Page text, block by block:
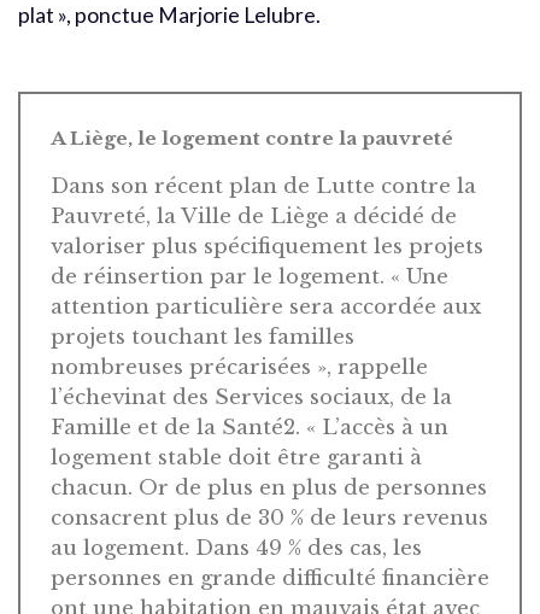
plat », ponctue Marjorie Lelubre.
A Liège, le logement contre la pauvreté
Dans son récent plan de Lutte contre la
Pauvreté, la Ville de Liège a décidé de
valoriser plus spécifiquement les projets
de réinsertion par le logement. « Une
attention particulière sera accordée aux
projets touchant les familles
nombreuses précarisées », rappelle
l’échevinat des Services sociaux, de la
Famille et de la Santé2. « L’accès à un
logement stable doit être garanti à
chacun. Or de plus en plus de personnes
consacrent plus de 30 % de leurs revenus
au logement. Dans 49 % des cas, les
personnes en grande difficulté financière
ont une habitation en mauvais état avec